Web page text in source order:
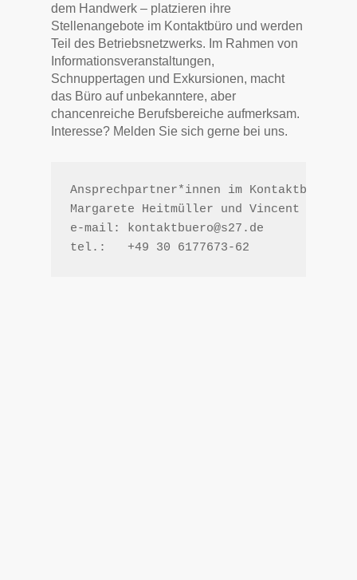
dem Handwerk – platzieren ihre
Stellenangebote im Kontaktbüro und werden
Teil des Betriebsnetzwerks. Im Rahmen von
Informationsveranstaltungen,
Schnuppertagen und Exkursionen, macht
das Büro auf unbekanntere, aber
chancenreiche Berufsbereiche aufmerksam.
Interesse? Melden Sie sich gerne bei uns.
Ansprechpartner*innen im Kontaktbüro
Margarete Heitmüller und Vincent
e-mail: kontaktbuero@s27.de
tel.:   +49 30 6177673-62